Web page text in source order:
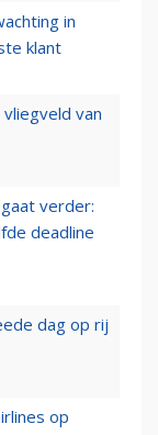
in
klant
van
verder:
deadline
dag op rij
op